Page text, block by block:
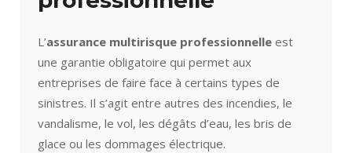
L’assurance multirisque professionnelle est
une garantie obligatoire qui permet aux
entreprises de faire face à certains types de
sinistres. Il s’agit entre autres des incendies, le
vandalisme, le vol, les dégâts d’eau, les bris de
glace ou les dommages électrique.